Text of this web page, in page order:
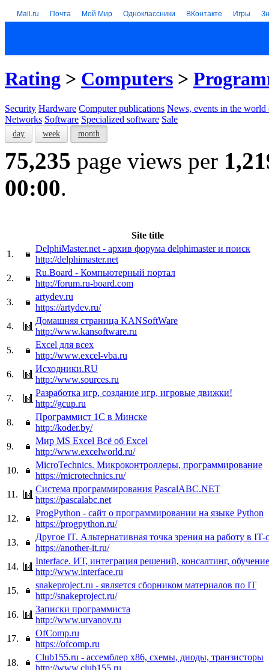
Mail.ru Почта Мой Мир Одноклассники ВКонтакте Игры
Rating > Computers >
Security Hardware Computer publications News, events in the world
Networks Software Specialized software Sale
day week month
75,235 page views per
00:00.
Site title
1.
DelphiMaster.net - архив форума delphimaster и поиск
http://delphimaster.net
2.
Ru.Board - Компьютерный портал
http://forum.ru-board.com
3.
artydev.ru
https://artydev.ru/
4.
Домашняя страница KANSoftWare
http://www.kansoftware.ru
5.
Excel для всех
http://www.excel-vba.ru
6.
Исходники.RU
http://www.sources.ru
7.
Разработка игр, создание игр, игровые движки!
http://gcup.ru
8.
Программист 1С в Минске
http://koder.by/
9.
Мир MS Excel Всё об Excel
http://www.excelworld.ru/
10.
MicroTechnics. Микроконтроллеры, программирование
https://microtechnics.ru/
11.
Система программирования PascalABC.NET
https://pascalabc.net
12.
ProgPython - сайт о программировании на языке Python
https://progpython.ru/
13.
Другое IT. Альтернативная точка зрения на работу в IT-
https://another-it.ru/
14.
Interface. ИТ, интеграция решений, консалтинг, обучение
http://www.interface.ru
15.
snakeproject.ru - является сборником материалов по IT
http://snakeproject.ru/
16.
Записки программиста
http://www.urvanov.ru
17.
OfComp.ru
https://ofcomp.ru
18.
Club155.ru - ассемблер x86, схемы, диоды, транзисторы
http://www.club155.ru